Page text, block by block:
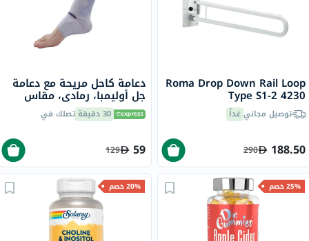
Roma Drop Down Rail Loop
Type S1-2 4230
توصيل مجانيغداً
188.50
290
دعامة كاحل مريحة مع دعامة
جل أوليمبا، رمادي، مقاس
صغير، OFS-911 30 دقيقة تصلك في
59
129
25% خصم 20% خصم